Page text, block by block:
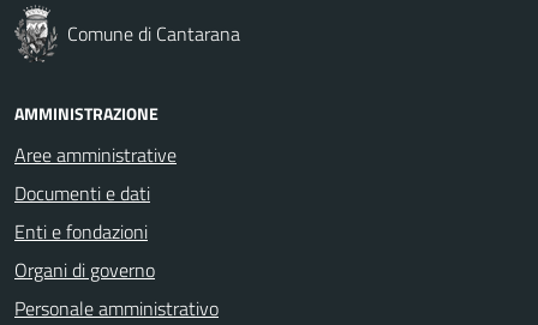
Comune di Cantarana
AMMINISTRAZIONE
Aree amministrative
Documenti e dati
Enti e fondazioni
Organi di governo
Personale amministrativo